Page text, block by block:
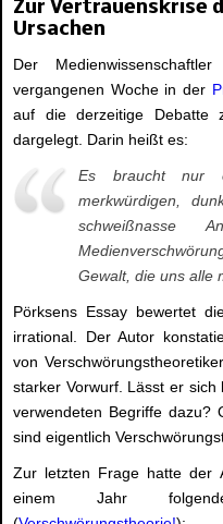
Zur Vertrauenskrise
Ursachen
Der
vergangenen Woche in der
auf die derzeitige Debatte
dargelegt. Darin heißt es:
Es braucht nur
merkwürdigen,
schweißnasse
Gewalt, die uns alle
Pörksens Essay bewertet
irrational. Der Autor
von
starker Vorwurf. Lässt er
verwendeten Begriffe dazu?
sind eigentlich
Zur letzten Frage hatte der
einem Jahr